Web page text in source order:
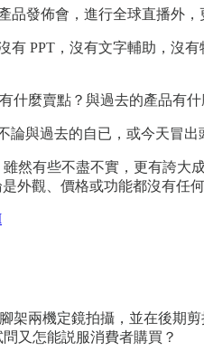
品發佈會，進行全球直播外
有 PPT，沒有文字輔助，沒
什麼賣點？與過去的產品有
論與過去的自已，或今天冒
然有些不盡不實，更有誇
外觀、價格或功能都沒有任
架兩機定鏡拍攝，並在後期
又怎能説服消費者購買？